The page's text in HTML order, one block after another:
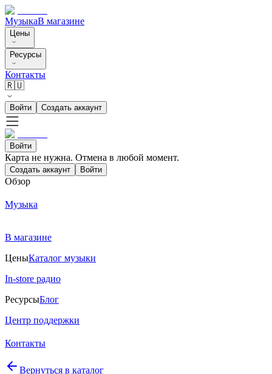
МузыкаВ магазине
Цены
Ресурсы
Контакты
🇷🇺
Войти Создать аккаунт
Войти
Карта не нужна. Отмена в любой момент.
Создать аккаунт Войти
Обзор
Музыка
В магазине
ЦеныКаталог музыки
In-store радио
РесурсыБлог
Центр поддержки
Контакты
Вернуться в каталог